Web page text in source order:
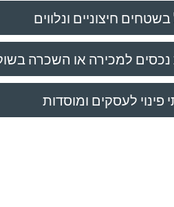
בשטחים חיצוניים ונלווים
למכירה או השכרה
פינוי לעסקים ומוסדות